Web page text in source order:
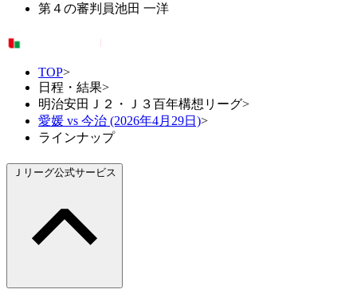
第４の審判員池田 一洋
TOP>
日程・結果>
明治安田Ｊ２・Ｊ３百年構想リーグ>
愛媛 vs 今治 (2026年4月29日)>
ラインナップ
Ｊリーグ公式サービス